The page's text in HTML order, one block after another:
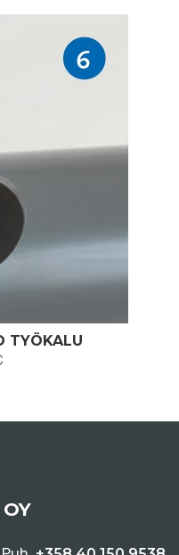
401,00 €
TYÖKALU